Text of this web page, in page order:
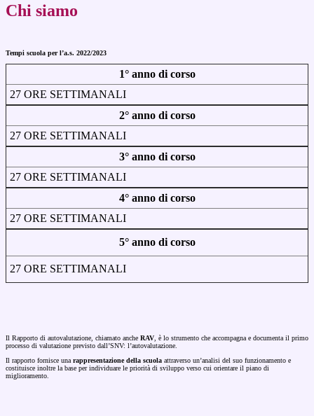
Chi siamo
Tempi scuola per l’a.s. 2022/2023
1° anno di corso
27 ORE SETTIMANALI
2° anno di corso
27 ORE SETTIMANALI
3° anno di corso
27 ORE SETTIMANALI
4° anno di corso
27 ORE SETTIMANALI
5° anno di corso
27 ORE SETTIMANALI
Il Rapporto di autovalutazione, chiamato anche RAV , è lo strumento che accompagna e documenta il primo
processo di valutazione previsto dall’SNV: l’autovalutazione.
Il rapporto fornisce una rappresentazione della scuola attraverso un’analisi del suo funzionamento e
costituisce inoltre la base per individuare le priorità di sviluppo verso cui orientare il piano di
miglioramento.